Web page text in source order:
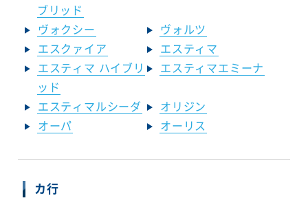
ブリッド
ヴォクシー
ヴォルツ
エスクァイア
エスティマ
エスティマ ハイブリ
ッド
エスティマエミーナ
エスティマルシーダ
オリジン
オーパ
オーリス
カ行